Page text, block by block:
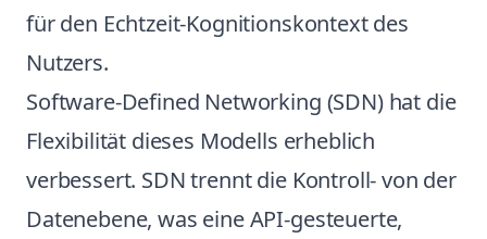
für den Echtzeit-Kognitionskontext des
Nutzers.
Software-Defined Networking (SDN) hat die
Flexibilität dieses Modells erheblich
verbessert. SDN trennt die Kontroll- von der
Datenebene, was eine API-gesteuerte,